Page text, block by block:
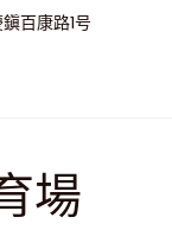
百康路1号
場